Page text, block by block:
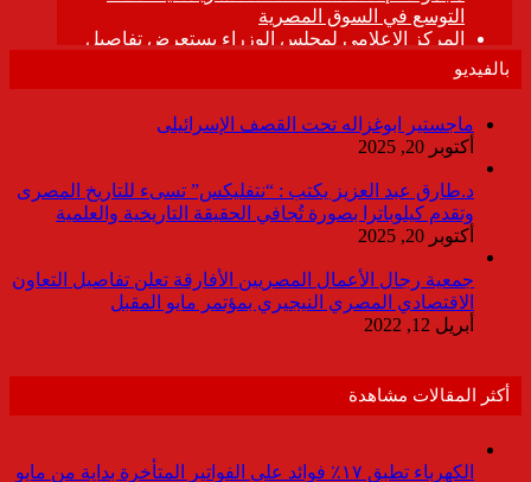
بالفيديو
ماجستير ابوغزاله تحت القصف الإسرائيلى
أكتوبر 20, 2025
د.طارق عبد العزيز يكتب : “نتفليكس” تسىء للتاريخ المصرى
وتقدم كيلوباترا بصورة تُجافي الحقيقة التاريخية والعلمية
أكتوبر 20, 2025
جمعية رجال الأعمال المصريين الأفارقة تعلن تفاصيل التعاون
الاقتصادي المصري النيجيري بمؤتمر مايو المقبل
أبريل 12, 2022
أكثر المقالات مشاهدة
الكهرباء تطبق ١٧٪ فوائد على الفواتير المتأخرة بداية من مايو